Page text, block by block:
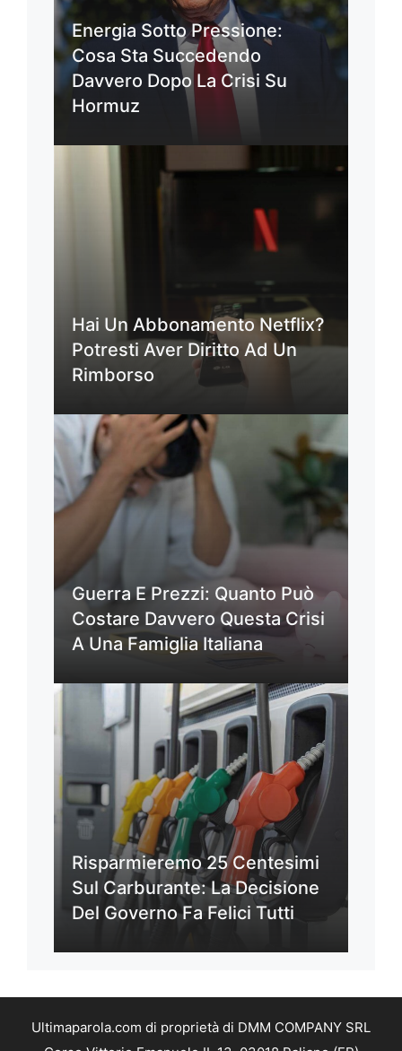
Energia Sotto Pressione:
Cosa Sta Succedendo
Davvero Dopo La Crisi Su
Hormuz
Hai Un Abbonamento Netflix?
Potresti Aver Diritto Ad Un
Rimborso
Guerra E Prezzi: Quanto Può
Costare Davvero Questa Crisi
A Una Famiglia Italiana
Risparmieremo 25 Centesimi
Sul Carburante: La Decisione
Del Governo Fa Felici Tutti
Ultimaparola.com di proprietà di DMM COMPANY SRL